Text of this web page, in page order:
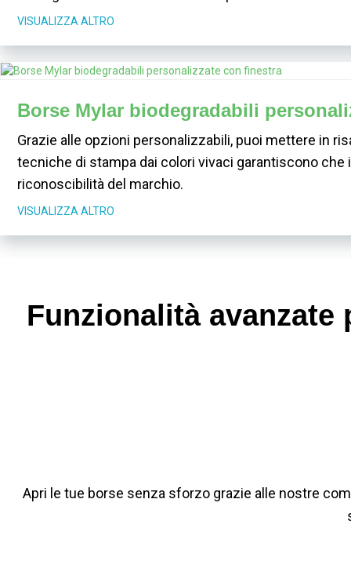
VISUALIZZA ALTRO
Borse Mylar biodegradabili
Grazie alle opzioni personalizzabili, puoi mettere in
tecniche di stampa dai colori vivaci garantiscono
riconoscibilità del marchio.
VISUALIZZA ALTRO
Funzionalità
Apri le tue borse senza sforzo grazie alle nostre